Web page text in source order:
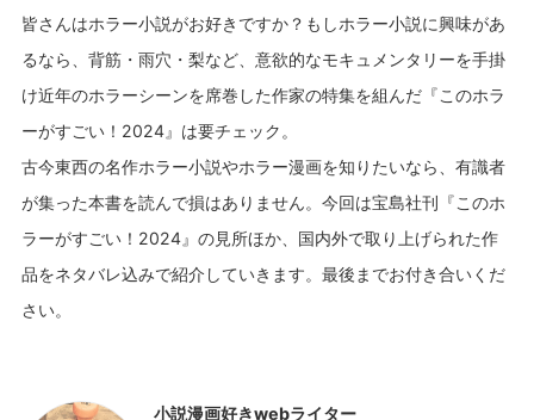
皆さんはホラー小説がお好きですか？もしホラー小説に興味があ
るなら、背筋・雨穴・梨など、意欲的なモキュメンタリーを手掛
け近年のホラーシーンを席巻した作家の特集を組んだ『このホラ
ーがすごい！2024』は要チェック。
古今東西の名作ホラー小説やホラー漫画を知りたいなら、有識者
が集った本書を読んで損はありません。今回は宝島社刊『このホ
ラーがすごい！2024』の見所ほか、国内外で取り上げられた作
品をネタバレ込みで紹介していきます。最後までお付き合いくだ
小説漫画好きwebライター